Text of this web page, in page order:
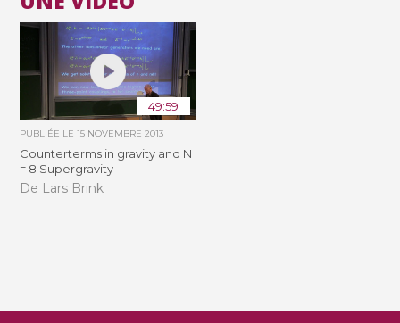
49:59
PUBLIÉE LE15 NOVEMBRE 2013
Counterterms in gravity and N
= 8 Supergravity
De Lars Brink